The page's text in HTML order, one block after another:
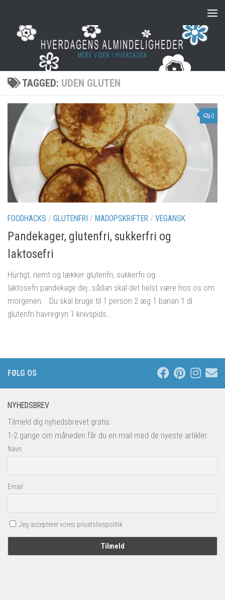
TAGGED: UDEN GLUTEN
0
FOODHACKS / GLUTENFRI / MADOPSKRIFTER / VEGANSK
Pandekager, glutenfri, sukkerfri og
laktosefri
Hurtigt, nemt og lækker glutenfri, sukkerfri og
laktosefri pandekage dej…sådan skal det helst være hos os om
morgenen. Du skal bruge til 1 person 2 æg 1 banan 1 dl
glutenfri havregryn 1 knivspids...
FØLG OS
NYHEDSBREV
Tilmeld dig nyhedsbrevet gratis.
1-2 gange om måneden får du en mail med de nyeste artikler.
Navn
Email
Jeg accepterer vores privatslivspolitik